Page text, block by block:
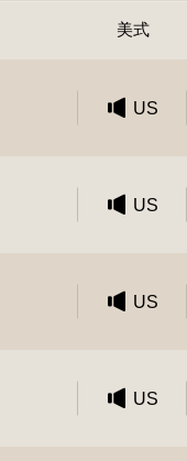
美式
US
US
US
US